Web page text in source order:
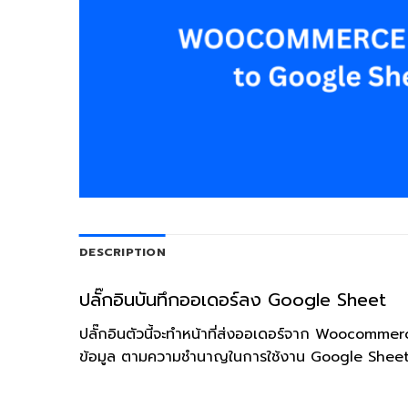
DESCRIPTION
ปลั๊กอินบันทึกออเดอร์ลง Google Sheet
ปลั๊กอินตัวนี้จะทำหน้าที่ส่งออเดอร์จาก
ข้อมูล ตามความชำนาญในการใช้งาน Google